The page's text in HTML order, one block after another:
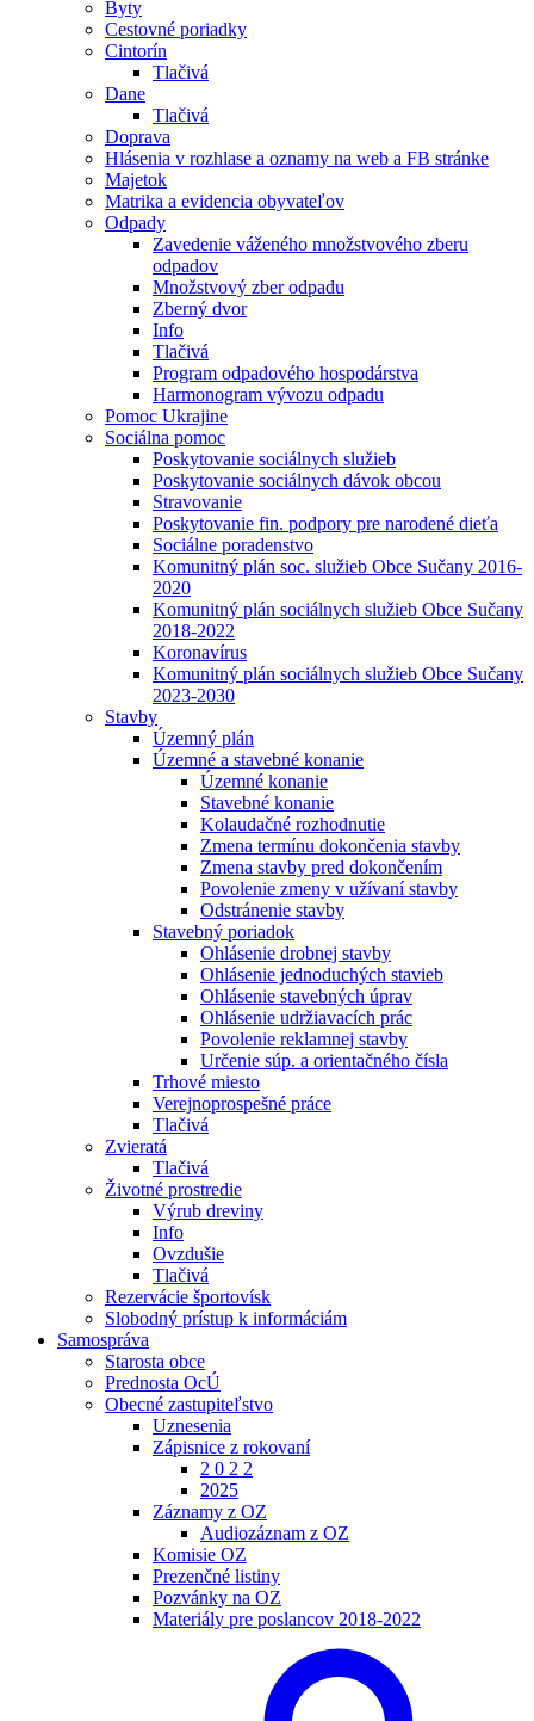
Byty
Cestovné poriadky
Cintorín
Tlačivá
Dane
Tlačivá
Doprava
Hlásenia v rozhlase a oznamy na web a FB stránke
Majetok
Matrika a evidencia obyvateľov
Odpady
Zavedenie váženého množstvového zberu
odpadov
Množstvový zber odpadu
Zberný dvor
Info
Tlačivá
Program odpadového hospodárstva
Harmonogram vývozu odpadu
Pomoc Ukrajine
Sociálna pomoc
Poskytovanie sociálnych služieb
Poskytovanie sociálnych dávok obcou
Stravovanie
Poskytovanie fin. podpory pre narodené dieťa
Sociálne poradenstvo
Komunitný plán soc. služieb Obce Sučany 2016-
2020
Komunitný plán sociálnych služieb Obce Sučany
2018-2022
Koronavírus
Komunitný plán sociálnych služieb Obce Sučany
2023-2030
Stavby
Územný plán
Územné a stavebné konanie
Územné konanie
Stavebné konanie
Kolaudačné rozhodnutie
Zmena termínu dokončenia stavby
Zmena stavby pred dokončením
Povolenie zmeny v užívaní stavby
Odstránenie stavby
Stavebný poriadok
Ohlásenie drobnej stavby
Ohlásenie jednoduchých stavieb
Ohlásenie stavebných úprav
Ohlásenie udržiavacích prác
Povolenie reklamnej stavby
Určenie súp. a orientačného čísla
Trhové miesto
Verejnoprospešné práce
Tlačivá
Zvieratá
Tlačivá
Životné prostredie
Výrub dreviny
Info
Ovzdušie
Tlačivá
Rezervácie športovísk
Slobodný prístup k informáciám
Samospráva
Starosta obce
Prednosta OcÚ
Obecné zastupiteľstvo
Uznesenia
Zápisnice z rokovaní
2 0 2 2
2025
Záznamy z OZ
Audiozáznam z OZ
Komisie OZ
Prezenčné listiny
Pozvánky na OZ
Materiály pre poslancov 2018-2022